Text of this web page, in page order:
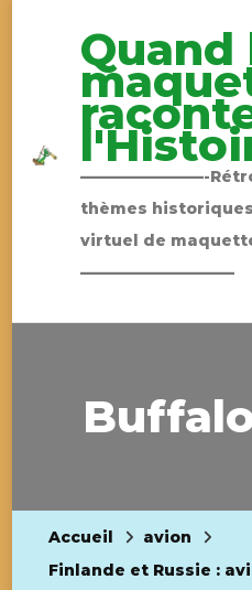
Quand
————————-
thèmes
virtuel de
——————————
Accueil
avion
Finlande et Russie :